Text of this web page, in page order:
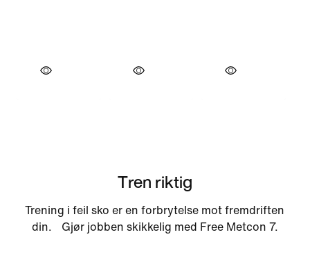
Tren riktig
Trening i feil sko er en forbrytelse mot fremdriften
din. Gjør jobben skikkelig med Free Metcon 7.